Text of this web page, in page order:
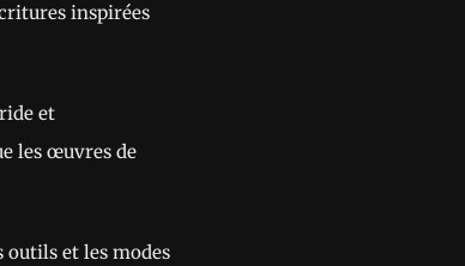
inspirées
et
les œuvres de
outils et les modes